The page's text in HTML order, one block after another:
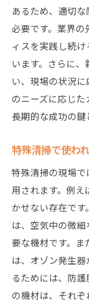
あるため、適切
必要です。業界
ィスを実践し続
います。さらに
い、現場の状況
のニーズに応じた
長期的な成功の鍵
特殊清掃で使わ
特殊清掃の現場
用されます。例
かせない存在です
は、空気中の微
要な機材です。
は、オゾン発生
るためには、防
の機材は、それぞ